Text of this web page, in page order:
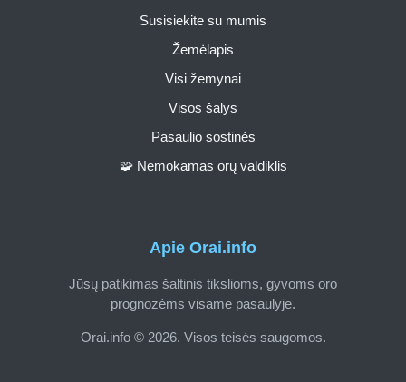
Apie Orai.info
Jūsų patikimas šaltinis tikslioms, gyvoms oro
prognozėms visame pasaulyje.
Orai.info © 2026. Visos teisės saugomos.
Susisiekite su mumis
Žemėlapis
Visi žemynai
Visos šalys
Pasaulio sostinės
🧩 Nemokamas orų valdiklis